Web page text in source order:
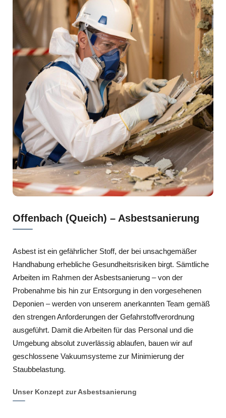
Offenbach (Queich) – Asbestsanierung
Asbest ist ein gefährlicher Stoff, der bei unsachgemäßer
Handhabung erhebliche Gesundheitsrisiken birgt. Sämtliche
Arbeiten im Rahmen der Asbestsanierung – von der
Probenahme bis hin zur Entsorgung in den vorgesehenen
Deponien – werden von unserem anerkannten Team gemäß
den strengen Anforderungen der Gefahrstoffverordnung
ausgeführt. Damit die Arbeiten für das Personal und die
Umgebung absolut zuverlässig ablaufen, bauen wir auf
geschlossene Vakuumsysteme zur Minimierung der
Staubbelastung.
Unser Konzept zur Asbestsanierung